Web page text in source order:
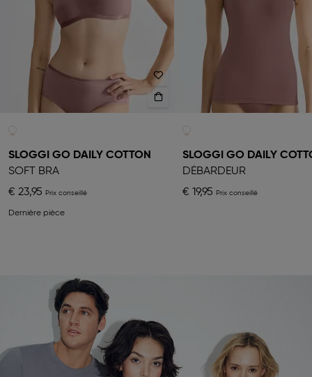
SLOGGI GO DAILY COTTON
SOFT BRA
€ 23,95
Dernière pièce
SLOGGI GO DAILY
DÉBARDEUR
€ 19,95